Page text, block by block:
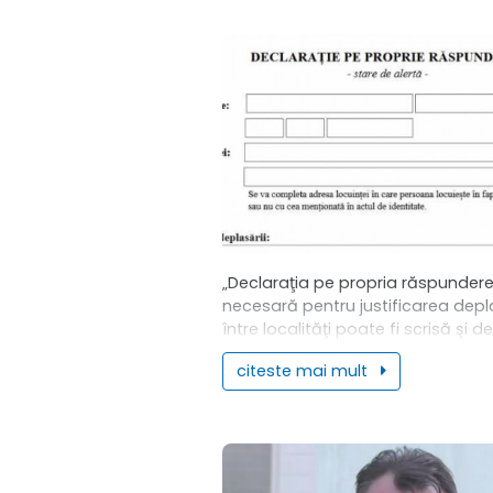
„Declaraţia pe propria răspundere
necesară pentru justificarea
între localităţi poate fi scrisă şi de
mână, cu respectarea
formularul tip dat publicităţii. În
citeste mai mult